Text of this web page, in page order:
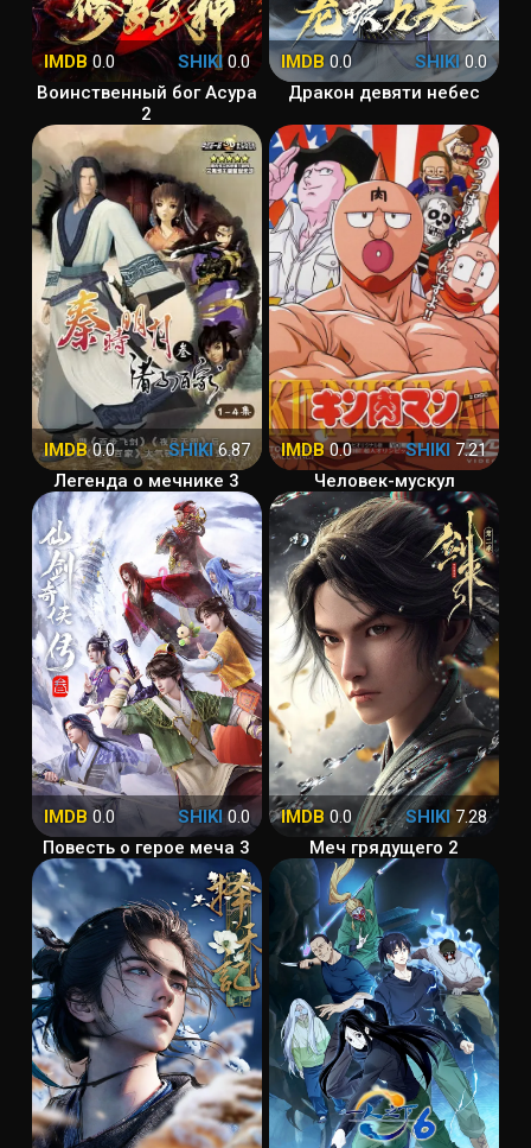
IMDB 0.0 SHIKI0.0
Воинственный бог Асура
2
IMDB 0.0 SHIKI0.0
Дракон девяти небес
IMDB0.0 SHIKI6.87
Легенда о мечнике 3
IMDB0.0 SHIKI 7.21
Человек-мускул
IMDB 0.0 SHIKI0.0
Повесть о герое меча 3
IMDB 0.0 SHIKI7.28
Меч грядущего 2